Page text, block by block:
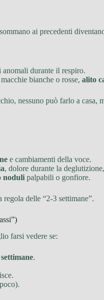
ai precedenti
durante il respiro.
bianche o rosse, alito
nessuno può farlo a
e cambiamenti della voce.
, dolore durante la
noduli palpabili o gonfiore.
delle “2-3 settimane”.
farsi vedere se:
.